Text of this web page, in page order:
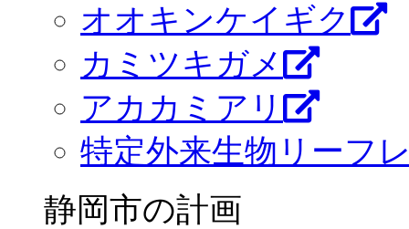
オオキンケイギク
カミツキガメ
アカカミアリ
特定外来生物リーフ
静岡市の計画